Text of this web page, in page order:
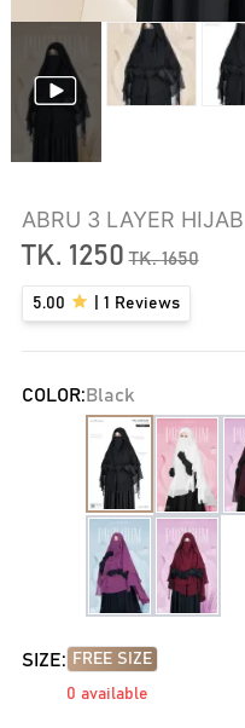
ABRU 3 LAYER
TK. 1250 TK.1650
5.00 1 Reviews
COLOR: Black
SIZE: FREE SIZE
0 available